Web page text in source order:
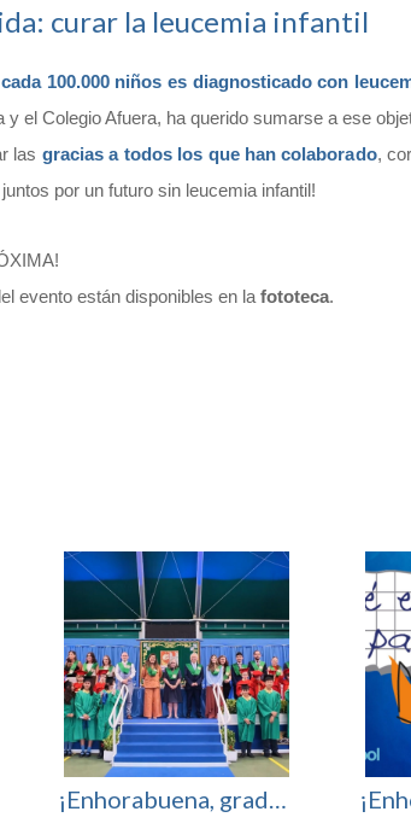
curar la leucemia infantil
100.000 niños es diagnosticado con
y el Colegio Afuera, ha querido sumarse a ese
las gracias a todos los que han colaborado,
por un futuro sin leucemia infantil!
evento están disponibles en la fototeca.